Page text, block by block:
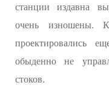
станции издавна
очень изношены.
проектировались
обыденно не
стоков.